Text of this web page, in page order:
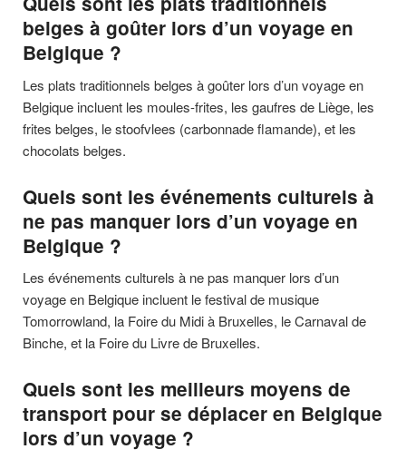
belges à goûter lors d’un voyage en
Belgique ?
Les plats traditionnels belges à goûter lors d’un voyage en
Belgique incluent les moules-frites, les gaufres de Liège, les
frites belges, le stoofvlees (carbonnade flamande), et les
chocolats belges.
Quels sont les événements culturels à
ne pas manquer lors d’un voyage en
Belgique ?
Les événements culturels à ne pas manquer lors d’un
voyage en Belgique incluent le festival de musique
Tomorrowland, la Foire du Midi à Bruxelles, le Carnaval de
Binche, et la Foire du Livre de Bruxelles.
Quels sont les meilleurs moyens de
transport pour se déplacer en Belgique
lors d’un voyage ?